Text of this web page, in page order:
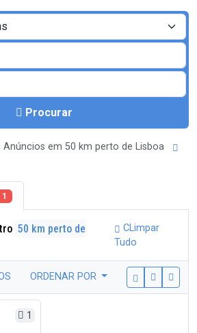
Procurar
Anúncios em 50 km perto de Lisboa
1
50 km perto de
CLimpar
Tudo
ORDENAR POR
1